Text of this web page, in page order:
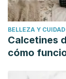
Arlinghaus, K.
of Creating
Lifestyle
https://
David T.
Habits—A
BELLEZA Y
Calcetines
cómo